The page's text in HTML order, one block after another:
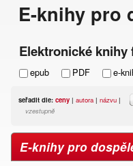
E-knihy pro
Elektronické knihy
epub PDF e-
seřadit dle: ceny | autora | názvu |
vzestupně
E-knihy pro